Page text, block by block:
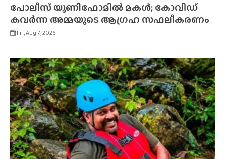
പോലീസ് യൂണിഫോമിൽ മകൾ; കോവിഡ്
കവർന്ന അമ്മയുടെ ആഗ്രഹ സഫലീകരണം
Fri, Aug 7, 2026